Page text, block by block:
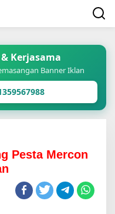
Kerjasama
Banner Iklan
Pesta Mercon